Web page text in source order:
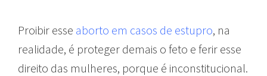
Proibir esse aborto em casos de estupro, na
realidade, é proteger demais o feto e ferir esse
direito das mulheres, porque é inconstitucional.